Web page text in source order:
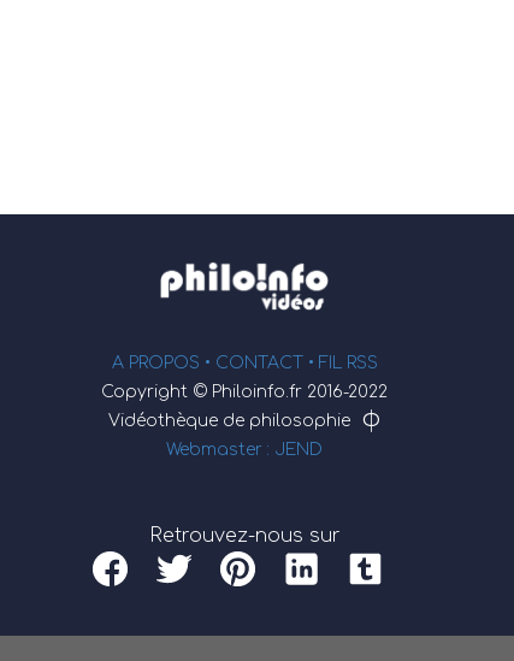
A PROPOS • CONTACT • FIL RSS
Copyright © Philoinfo.fr 2016-2022
Vidéothèque de philosophie
φ
Webmaster : JEND
Retrouvez-nous sur